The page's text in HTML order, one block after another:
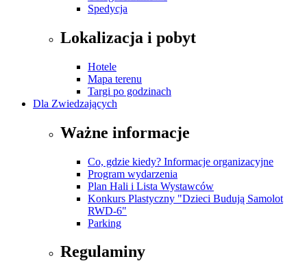
Spedycja
Lokalizacja i pobyt
Hotele
Mapa terenu
Targi po godzinach
Dla Zwiedzających
Ważne informacje
Co, gdzie kiedy? Informacje organizacyjne
Program wydarzenia
Plan Hali i Lista Wystawców
Konkurs Plastyczny "Dzieci Budują Samolot
RWD-6"
Parking
Regulaminy